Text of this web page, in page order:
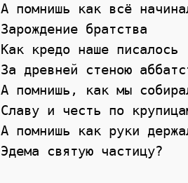
А помнишь как всё
Зарождение братства
Как кредо наше писалось
За древней стеною
А помнишь, как мы
Славу и честь по
А помнишь как руки
Эдема святую частицу?